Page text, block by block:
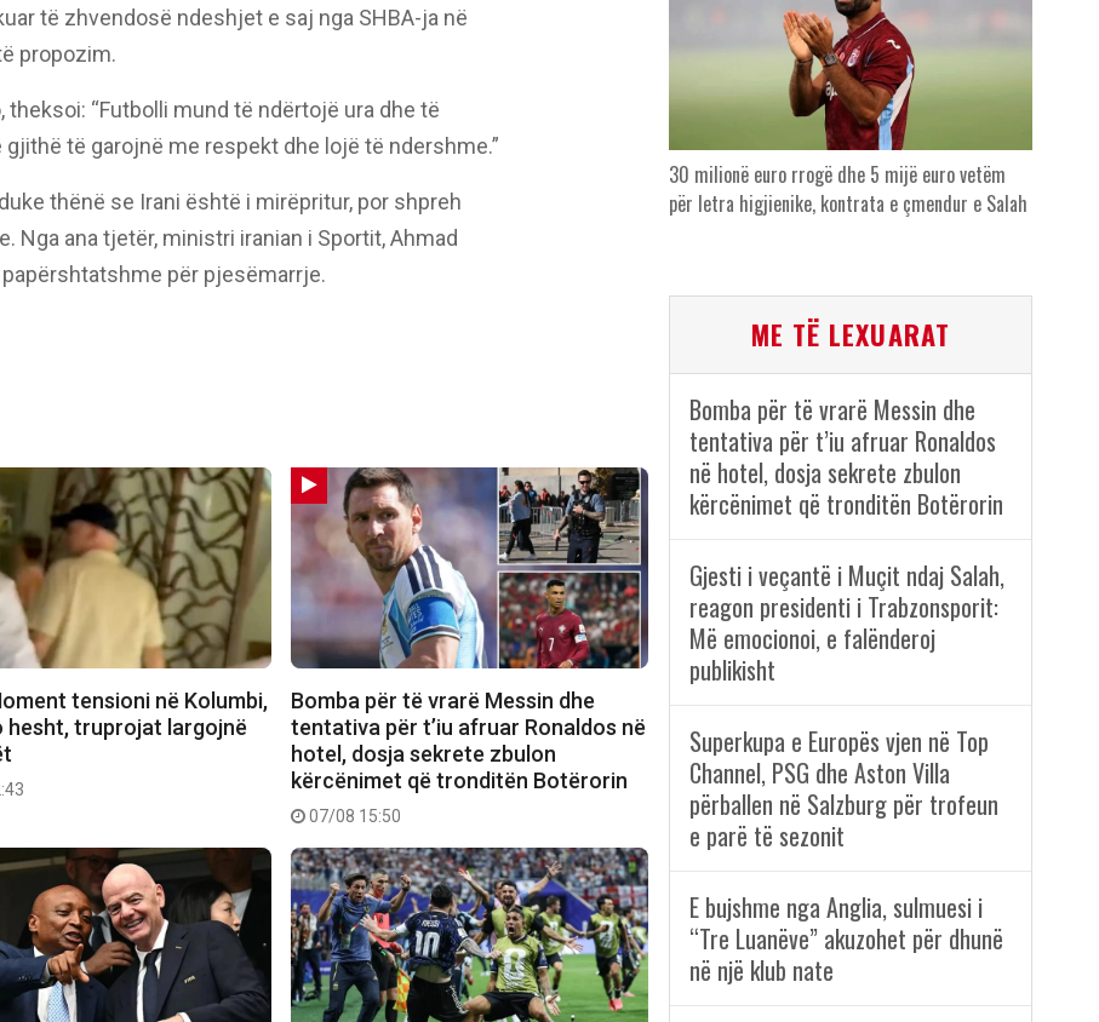
të zhvendosë ndeshjet e saj nga SHBA-ja në
propozim.
theksoi: “Futbolli mund të ndërtojë ura dhe të
të garojnë me respekt dhe lojë të ndershme.”
thënë se Irani është i mirëpritur, por shpreh
Nga ana tjetër, ministri iranian i Sportit, Ahmad
për pjesëmarrje.
tensioni në Kolumbi,
hesht, truprojat largojnë
Bomba për të vrarë Messin dhe
tentativa për t’iu afruar Ronaldos në
hotel, dosja sekrete zbulon
kërcënimet që tronditën Botërorin
07/08 15:50
30 milionë euro rrogë dhe 5 mijë euro vetëm
për letra higjienike, kontrata e çmendur e Salah
ME TË LEXUARAT
Bomba për të vrarë Messin dhe
tentativa për t’iu afruar Ronaldos
në hotel, dosja sekrete zbulon
kërcënimet që tronditën Botërorin
Gjesti i veçantë i Muçit ndaj Salah,
reagon presidenti i Trabzonsporit:
Më emocionoi, e falënderoj
publikisht
Superkupa e Europës vjen në Top
Channel, PSG dhe Aston Villa
përballen në Salzburg për trofeun
e parë të sezonit
E bujshme nga Anglia, sulmuesi i
“Tre Luanëve” akuzohet për dhunë
në një klub nate